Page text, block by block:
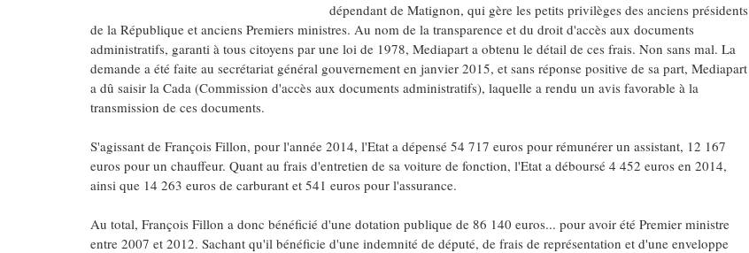
dépendant de Matignon, qui gère les petits privilèges des anciens présidents
de la République et anciens Premiers ministres. Au nom de la transparence et du droit d'accès aux documents
administratifs, garanti à tous citoyens par une loi de 1978, Mediapart a obtenu le détail de ces frais. Non sans mal. La
demande a été faite au secrétariat général gouvernement en janvier 2015, et sans réponse positive de sa part, Mediapart
a dû saisir la Cada (Commission d'accès aux documents administratifs), laquelle a rendu un avis favorable à la
transmission de ces documents.
S'agissant de François Fillon, pour l'année 2014, l'Etat a dépensé 54 717 euros pour rémunérer un assistant, 12 167
euros pour un chauffeur. Quant au frais d'entretien de sa voiture de fonction, l'Etat a déboursé 4 452 euros en 2014,
ainsi que 14 263 euros de carburant et 541 euros pour l'assurance.
Au total, François Fillon a donc bénéficié d'une dotation publique de 86 140 euros... pour avoir été Premier ministre
entre 2007 et 2012. Sachant qu'il bénéficie d'une indemnité de député, de frais de représentation et d'une enveloppe